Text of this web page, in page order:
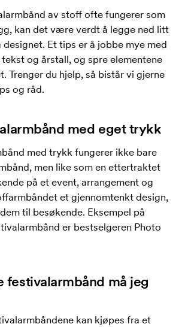
av stoff ofte fungerer som
kan det være verdt å legge ned litt
Et tips er å jobbe mye med
og årstall, og spre elementene
Trenger du hjelp, så bistår vi gjerne
og råd.
med eget trykk
med trykk fungerer ikke bare
men like som en ettertraktet
på et event, arrangement og
et gjennomtenkt design,
til besøkende. Eksempel på
er bestselgeren Photo
festivalarmbånd må jeg
kan kjøpes fra et